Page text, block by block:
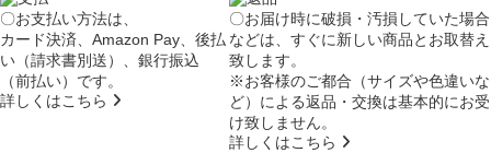
〇お支払い方法は、
カード決済、Amazon Pay、後払
い（請求書別送）、銀行振込
（前払い）です。
詳しくはこちら
〇お届け時に破損・汚損していた場合
などは、すぐに新しい商品とお取替え
致します。
※お客様のご都合（サイズや色違いな
ど）による返品・交換は基本的にお受
け致しません。
詳しくはこちら